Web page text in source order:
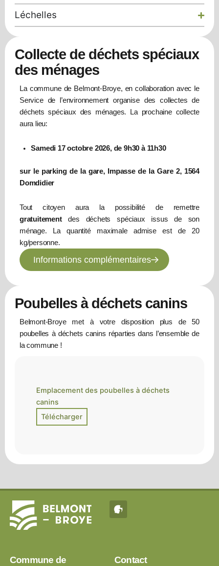
Léchelles
Collecte de déchets spéciaux
des ménages
La commune de Belmont-Broye, en collaboration avec le
Service de l’environnement organise des collectes de
déchets spéciaux des ménages. La prochaine collecte
aura lieu:
Samedi 17 octobre 2026, de 9h30 à 11h30
sur le parking de la gare, Impasse de la Gare 2, 1564
Domdidier
Tout citoyen aura la possibilité de remettre
gratuitementdes déchets spéciaux issus de son
ménage. La quantité maximale admise est de 20
kg/personne.
Informations complémentaires
Poubelles à déchets canins
Belmont-Broye met à votre disposition plus de 50
poubelles à déchets canins réparties dans l’ensemble de
la commune !
Emplacement des poubelles à déchets
canins
Commune de Contact